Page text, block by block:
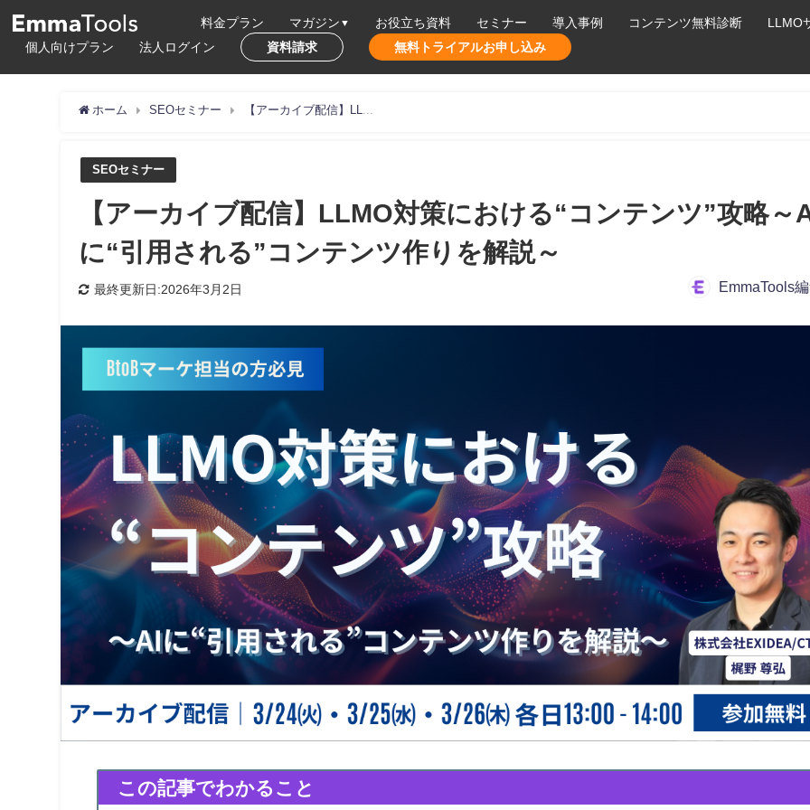
料金プラン マガジン お役立ち資料 セミナー 導入事例 コンテンツ無料診断
LLMO
個人向けプラン
法人ログイン 資料請求 無料トライアルお申し込み
ホーム SEOセミナー
SEOセミナー
【アーカイブ配信】LLMO対策における“コンテンツ”攻略～
に“引用される”コンテンツ作りを解説～
最終更新日:2026年3月2日 EmmaTools
この記事でわかること